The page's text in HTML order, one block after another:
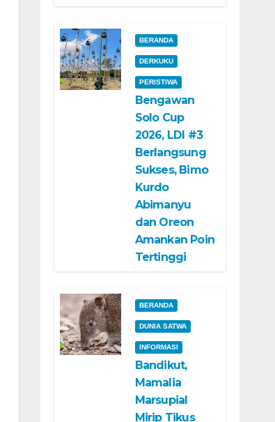
BERANDA
DERKUKU
PERISTIWA
Bengawan
Solo Cup
2026, LDI #3
Berlangsung
Sukses, Bimo
Kurdo
Abimanyu
dan Oreon
Amankan Poin
Tertinggi
BERANDA
DUNIA SATWA
INFORMASI
Bandikut,
Mamalia
Marsupial
Mirip Tikus